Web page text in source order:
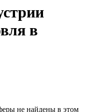
в
не найдены в этом